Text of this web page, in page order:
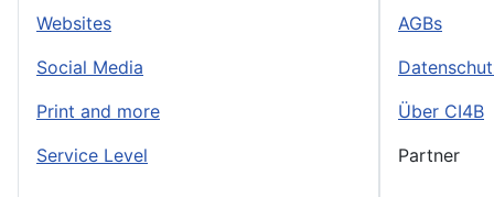
Websites
Social Media
Print and more
Service Level
AGBs
Über CI4B
Partner